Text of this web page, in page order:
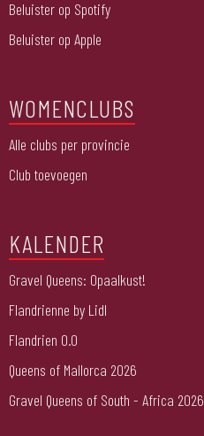
Beluister op Spotify
Beluister op Apple
WOMENCLUBS
Alle clubs per provincie
Club toevoegen
KALENDER
Gravel Queens: Opaalkust!
Flandrienne by Lidl
Flandrien 0.0
Queens of Mallorca 2026
Gravel Queens of South - Africa 2026